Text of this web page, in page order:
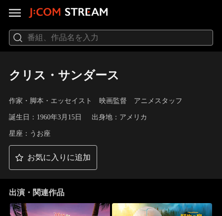
クリス・サンダース
作家・脚本・エッセイスト 映画監督 アニメスタッフ
誕生日：1960年3月15日 出身地：アメリカ
星座：うお座
お気に入りに追加
出演・関連作品